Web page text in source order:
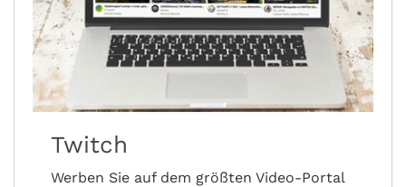
Twitch
Werben Sie auf dem größten Video-Portal